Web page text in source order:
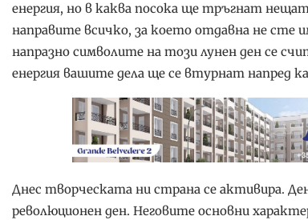
енергия, но в каква посока ще тръгнат
направите всичко, за което отдавна не сте
напразно символите на този лунен ден се
енергия вашите дела ще се втурнат напред
Днес творческата ни страна се активира.
революционен ден. Неговите основни